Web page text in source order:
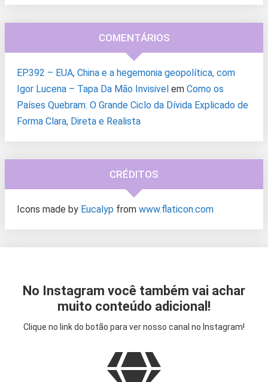
COMENTÁRIOS
EP.392 – EUA, China e a hegemonia geopolítica, com
Igor Lucena – Tapa Da Mão Invisivel em Como os
Países Quebram: O Grande Ciclo da Dívida Explicado de
Forma Clara, Direta e Realista
CRÉDITOS
Icons made by Eucalyp from www.flaticon.com
No Instagram você também vai achar
muito conteúdo adicional!
Clique no link do botão para ver nosso canal no Instagram!